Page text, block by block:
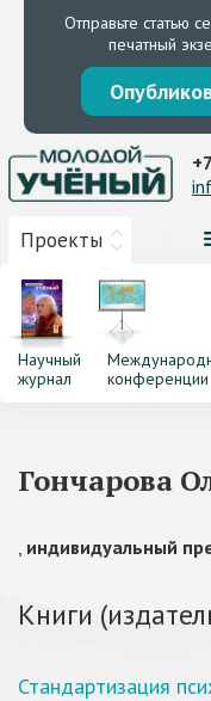
Отправьте статью
печатный
Проекты
Научный
журнал
конференции
Гончарова
, индивидуальный
Книги
Стандартизация